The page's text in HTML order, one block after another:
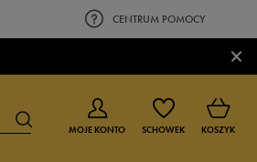
CENTRUM POMOCY
×
MOJE KONTO SCHOWEK KOSZYK